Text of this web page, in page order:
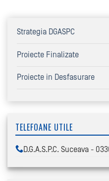
Strategia DGASPC
Proiecte Finalizate
Proiecte in Desfasurare
TELEFOANE UTILE
D.G.A.S.P.C. Suceava -